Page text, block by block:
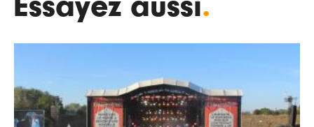
Essayez aussi.